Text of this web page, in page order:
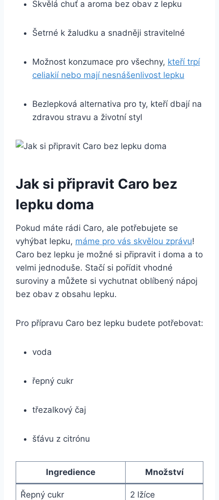
Skvělá chuť a aroma bez obav z lepku
Šetrné k žaludku a snadněji stravitelné
Možnost konzumace pro všechny, kteří trpí
celiakií nebo mají nesnášenlivost lepku
Bezlepková alternativa pro ty, kteří dbají na
zdravou stravu a životní styl
Jak si připravit Caro bez
lepku doma
Pokud máte rádi Caro, ale potřebujete se
vyhýbat lepku, máme pro vás skvělou zprávu!
Caro bez lepku je možné si připravit i doma a to
velmi jednoduše. Stačí si pořídit vhodné
suroviny a můžete si vychutnat oblíbený nápoj
bez obav z obsahu lepku.
Pro přípravu Caro bez lepku budete potřebovat:
voda
řepný cukr
třezalkový čaj
šťávu z citrónu
Ingredience Množství
Řepný cukr 2 lžíce